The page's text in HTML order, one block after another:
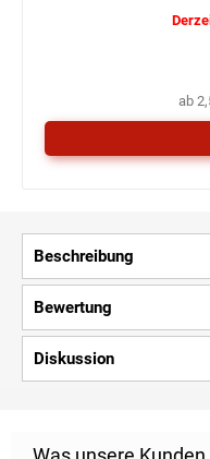
ab
Beschreibung
Bewertung
Diskussion